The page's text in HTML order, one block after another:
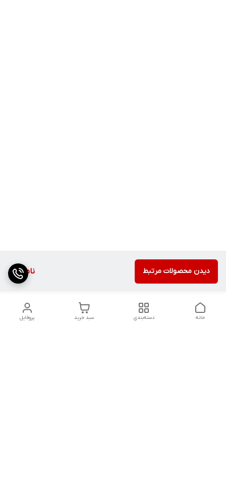
ناموجود دیدن محصولات مرتبط
پروفایل سبد خرید دسته‌بندی خانه